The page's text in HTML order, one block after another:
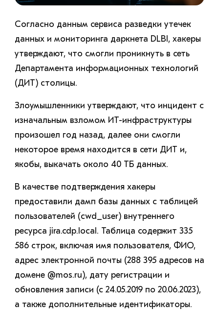
Согласно данным сервиса разведки утечек
данных и мониторинга даркнета DLBI, хакеры
утверждают, что смогли проникнуть в сеть
Департамента информационных технологий
(ДИТ) столицы.
Злоумышленники утверждают, что инцидент с
изначальным взломом ИT-инфраструктуры
произошел год назад, далее они смогли
некоторое время находится в сети ДИТ и,
якобы, выкачать около 40 ТБ данных.
В качестве подтверждения хакеры
предоставили дамп базы данных с таблицей
пользователей (cwd_user) внутреннего
ресурса jira.cdp.local. Таблица содержит 335
586 строк, включая имя пользователя, ФИО,
адрес электронной почты (288 395 адресов на
домене @mos.ru), дату регистрации и
обновления записи (с 24.05.2019 по 20.06.2023),
а также дополнительные идентификаторы.